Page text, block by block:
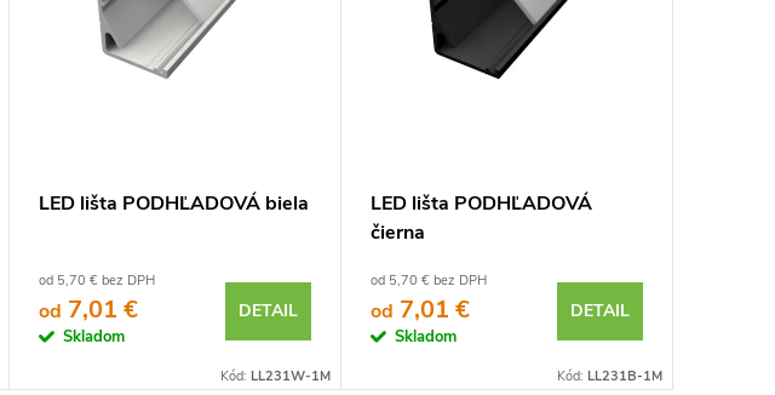
LED lišta PODHĽADOVÁ biela
od 5,70 € bez DPH
od 7,01 €
Skladom
DETAIL
Kód: LL231W-1M
LED lišta PODHĽADOVÁ
čierna
od 5,70 € bez DPH
od 7,01 €
Skladom
DETAIL
Kód: LL231B-1M